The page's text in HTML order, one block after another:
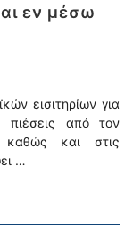
εν μέσω
εισιτηρίων για
πιέσεις από τον
καθώς και στις
…